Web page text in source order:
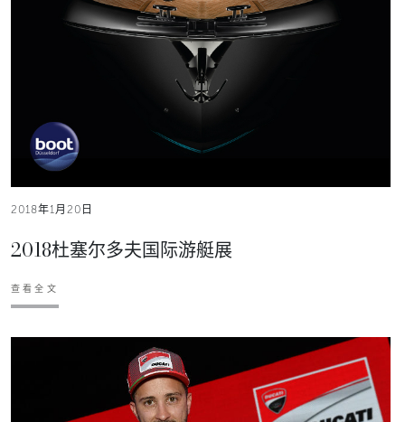
2018年1月20日
2018杜塞尔多夫国际游艇展
查看全文